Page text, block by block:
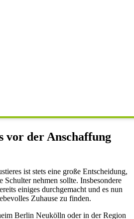
vor der Anschaffung
ist stets eine große Entscheidung,
Schulter nehmen sollte. Insbesondere
einiges durchgemacht und es nun
Zuhause zu finden.
Berlin Neukölln oder in der Region